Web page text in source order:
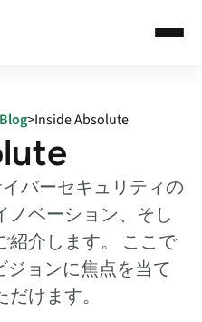
Blog>Inside Absolute
バーセキュリティの
ノベーション、そし
紹介します。 ここで
ジョンに焦点を当て
けます。